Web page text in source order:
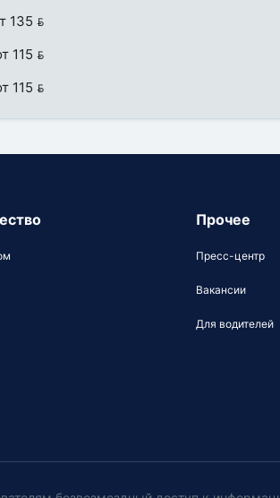
135 
115 
115 
Прочее
Пресс-центр
Вакансии
Для водителей